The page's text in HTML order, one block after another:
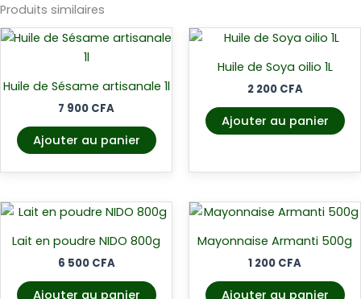
Produits similaires
Huile de Sésame artisanale 1l
7 900 CFA
Ajouter au panier
Huile de Soya oilio 1L
2 200 CFA
Ajouter au panier
Lait en poudre NIDO 800g
6 500 CFA
Ajouter au panier
Mayonnaise Armanti 500g
1 200 CFA
Ajouter au panier